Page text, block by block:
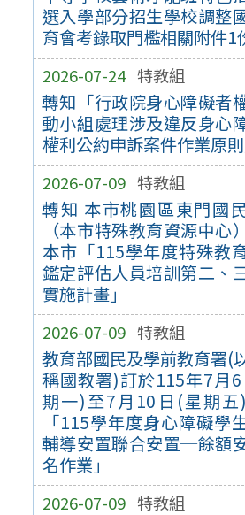
選入學部分招生學校調整
育會考錄取門檻相關附件1
2026-07-24 特教組
轉知「行政院身心障礙者
動小組處理涉及違反身心
權利公約申訴案件作業原則
2026-07-09 特教組
轉知 本市桃園區東門國
（本市特殊教育資源中心
本市「115學年度特殊教
鑑定評估人員培訓第二、
實施計畫」
2026-07-09 特教組
教育部國民及學前教育署(
稱國教署)訂於115年7月
期一)至7月10日(星期五
「115學年度身心障礙學
輔導安置聯合安置─餘額
名作業」
2026-07-09 特教組